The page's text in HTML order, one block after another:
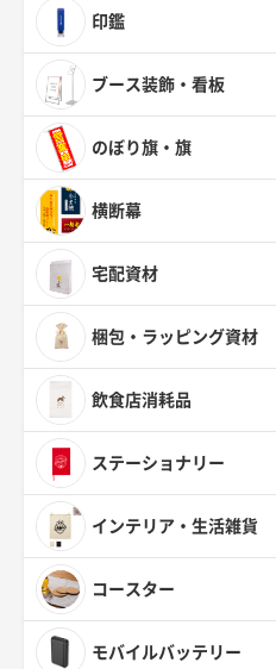
印鑑
ブース装飾・看板
のぼり旗・旗
横断幕
宅配資材
梱包・ラッピング資材
飲食店消耗品
ステーショナリー
インテリア・生活雑貨
コースター
モバイルバッテリー